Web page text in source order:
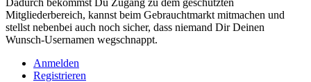
Dadurch bekommst Du Zugang zu dem geschützten
Mitgliederbereich, kannst beim Gebrauchtmarkt mitmachen und
stellst nebenbei auch noch sicher, dass niemand Dir Deinen
Wunsch-Usernamen wegschnappt.
Anmelden
Registrieren